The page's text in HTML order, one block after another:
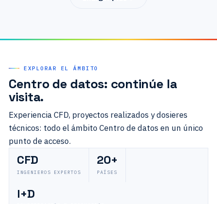
EXPLORAR EL ÁMBITO
Centro de datos: continúe la
visita.
Experiencia CFD, proyectos realizados y dosieres
técnicos: todo el ámbito Centro de datos en un único
punto de acceso.
CFD
INGENIEROS EXPERTOS
20+
PAÍSES
I+D